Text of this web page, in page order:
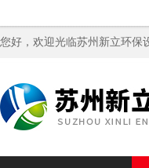
您好，欢迎光临苏州新立环保